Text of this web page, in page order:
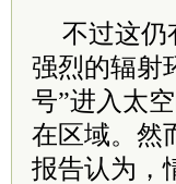
不过这仍
强烈的辐射
号”进入太
在区域。然
报告认为，